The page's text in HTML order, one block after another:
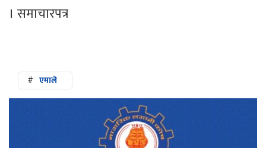
। समाचारपत्र
# एमाले